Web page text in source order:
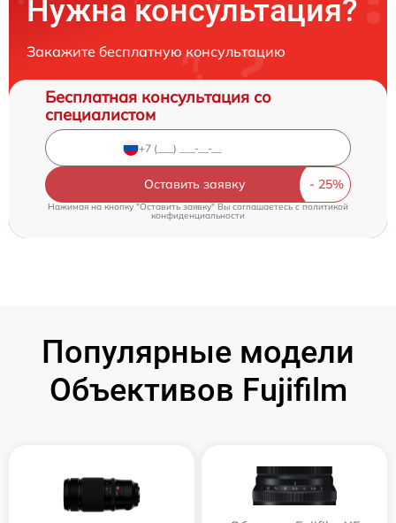
Нужна консультация?
Закажите бесплатную консультацию
Бесплатная консультация со
специалистом
Оставить заявку
Нажимая на кнопку "Оставить заявку" Вы соглашаетесь c политикой
конфиденциальности
Популярные модели
Объективов Fujifilm